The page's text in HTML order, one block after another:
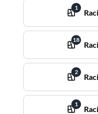
1
18
2
1